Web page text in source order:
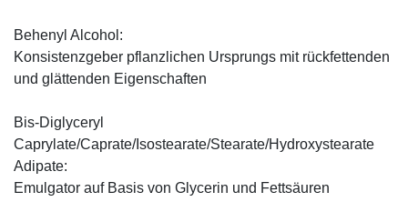
Behenyl Alcohol:
Konsistenzgeber pflanzlichen Ursprungs mit rückfettenden
und glättenden Eigenschaften
Bis-Diglyceryl
Caprylate/Caprate/Isostearate/Stearate/Hydroxystearate
Adipate:
Emulgator auf Basis von Glycerin und Fettsäuren